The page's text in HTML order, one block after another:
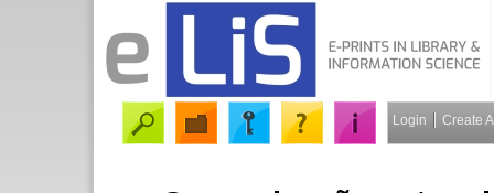
Login Create